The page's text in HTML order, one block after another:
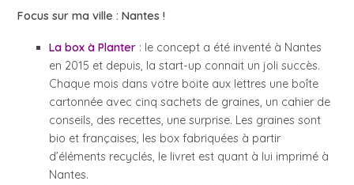
Focus sur ma ville : Nantes !
La box à Planter : le concept a été inventé à Nantes
en 2015 et depuis, la start-up connait un joli succès.
Chaque mois dans votre boite aux lettres une boîte
cartonnée avec cinq sachets de graines, un cahier de
conseils, des recettes, une surprise. Les graines sont
bio et françaises, les box fabriquées à partir
d’éléments recyclés, le livret est quant à lui imprimé à
Nantes.